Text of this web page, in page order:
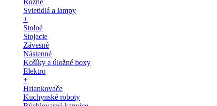
Rôzne
Svietidlá a lampy
+
Stolné
Stojacie
Závesné
Nástenné
Košíky a úložné boxy
Elektro
+
Hriankovače
Kuchynské roboty